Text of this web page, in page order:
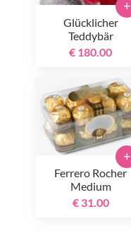
Glücklicher
Teddybär
€ 180.00
+
Ferrero Rocher
Medium
€ 31.00
+